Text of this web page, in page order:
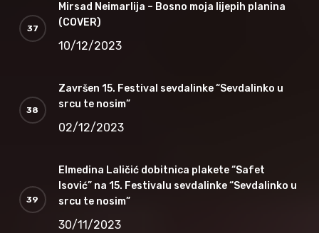
Mirsad Neimarlija – Bosno moja lijepih planina
(COVER)
10/12/2023
Završen 15. Festival sevdalinke “Sevdalinko u
srcu te nosim”
02/12/2023
Elmedina Laličić dobitnica plakete “Safet
Isović” na 15. Festivalu sevdalinke “Sevdalinko u
srcu te nosim”
30/11/2023